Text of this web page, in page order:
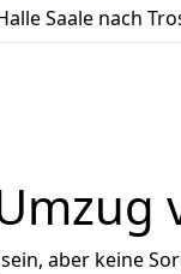
Saale nach
aber keine